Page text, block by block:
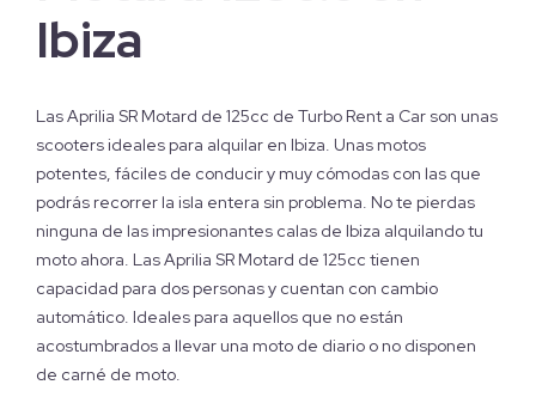
Ibiza
Las Aprilia SR Motard de 125cc de Turbo Rent a Car son unas
scooters ideales para alquilar en Ibiza. Unas motos
potentes, fáciles de conducir y muy cómodas con las que
podrás recorrer la isla entera sin problema. No te pierdas
ninguna de las impresionantes calas de Ibiza alquilando tu
moto ahora. Las Aprilia SR Motard de 125cc tienen
capacidad para dos personas y cuentan con cambio
automático. Ideales para aquellos que no están
acostumbrados a llevar una moto de diario o no disponen
de carné de moto.